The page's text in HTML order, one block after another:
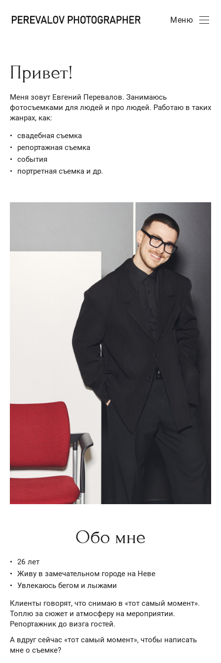
Меню
Привет!
Меня зовут Евгений Перевалов. Занимаюсь
фотосъемками для людей и про людей. Работаю в таких
жанрах, как:
свадебная съемка
репортажная съемка
события
портретная съемка и др.
Обо мне
26 лет
Живу в замечательном городе на Неве
Увлекаюсь бегом и лыжами
Клиенты говорят, что снимаю в «тот самый момент».
Топлю за сюжет и атмосферу на мероприятии.
Репортажник до визга гостей.
А вдруг сейчас «тот самый момент», чтобы написать
мне о съемке?